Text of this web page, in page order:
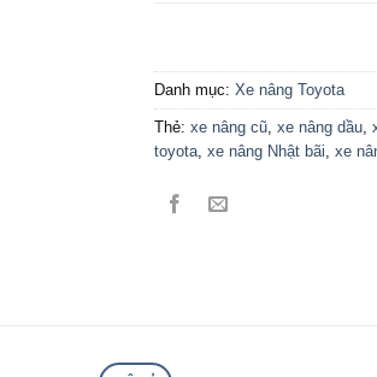
Danh mục: Xe nâng Toyota
Thẻ: xe nâng cũ, xe nâng dầu,
toyota, xe nâng Nhật bãi, xe